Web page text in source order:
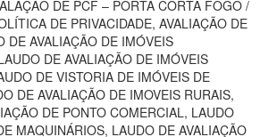
DE PCF – PORTA CORTA FOGO /
DE PRIVACIDADE, AVALIAÇÃO DE
DE AVALIAÇÃO DE IMÓVEIS
DE AVALIAÇÃO DE IMÓVEIS
DE VISTORIA DE IMÓVEIS DE
DE AVALIAÇÃO DE IMOVEIS RURAIS,
DE PONTO COMERCIAL, LAUDO
MAQUINÁRIOS, LAUDO DE AVALIAÇÃO